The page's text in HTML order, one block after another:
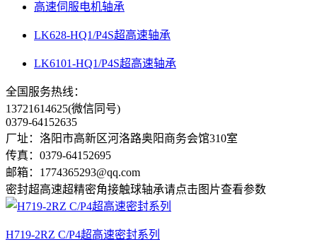
高速伺服电机轴承
LK628-HQ1/P4S超高速轴承
LK6101-HQ1/P4S超高速轴承
全国服务热线：
13721614625(微信同号)
0379-64152635
厂址：洛阳市高新区河洛路奥阳商务会馆310室
传真：0379-64152695
邮箱：1774365293@qq.com
密封超高速超精密角接触球轴承请点击图片查看参数
H719-2RZ C/P4超高速密封系列